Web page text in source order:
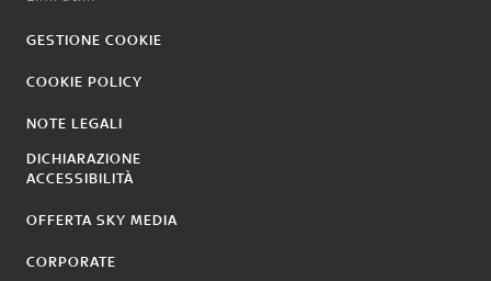
GESTIONE COOKIE
COOKIE POLICY
NOTE LEGALI
DICHIARAZIONE
ACCESSIBILITÀ
OFFERTA SKY MEDIA
CORPORATE